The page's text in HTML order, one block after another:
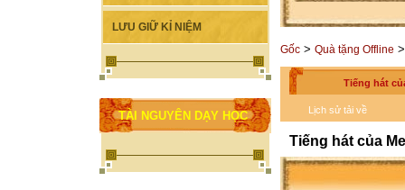
LƯU GIỮ KỈ NIỆM
TÀI NGUYÊN DẠY HỌC
Gốc > Quà tặng Offline >
Tiếng hát
Lịch sử tải về
Tiếng hát của